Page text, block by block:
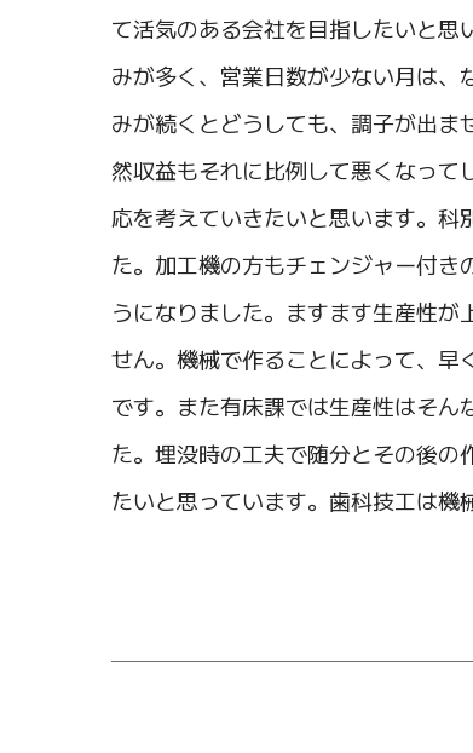
て活気のある会社を目指したいと
みが多く、営業日数が少ない月は
みが続くとどうしても、調子が出
然収益もそれに比例して悪くなっ
応を考えていきたいと思います。
た。加工機の方もチェンジャー付
うになりました。ますます生産性
せん。機械で作ることによって、
です。また有床課では生産性はそ
た。埋没時の工夫で随分とその後
たいと思っています。歯科技工は機